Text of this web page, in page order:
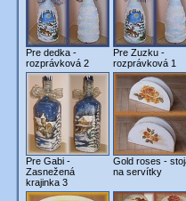
Pre dedka -
rozprávková 2
Pre Zuzku -
rozprávková 1
Pre Gabi -
Zasnežená
krajinka 3
Gold roses -
na servítky